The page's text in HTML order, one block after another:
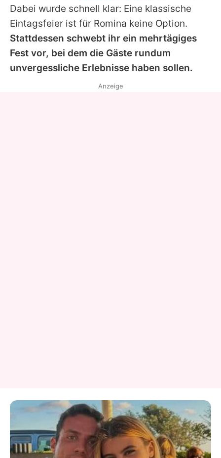
Team
Redaktionelle Richtlinien
Impressum
Datenschutzerklärung
Nutzungsbedingungen
Dabei wurde schnell klar: Eine klassische
Eintagsfeier ist für Romina keine Option.
Stattdessen schwebt ihr ein mehrtägiges
Fest vor, bei dem die Gäste rundum
unvergessliche Erlebnisse haben sollen.
Anzeige